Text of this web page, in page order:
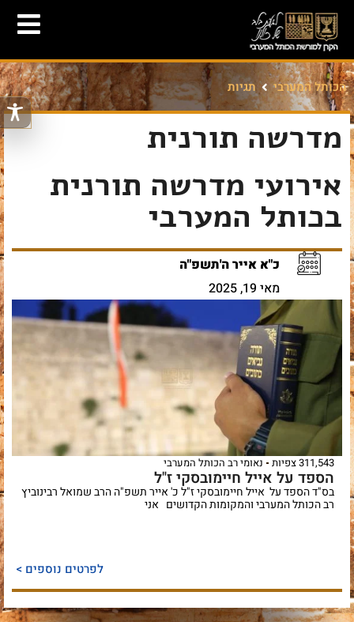
הכותל המערבי תגיות
מדרשה תורנית
אירועי מדרשה תורנית
בכותל המערבי
כ"א אייר ה'תשפ"ה
מאי 19, 2025
311,543 צפיות נאומי רב הכותל המערבי
הספד על אייל חיימובסקי ז"ל
בס"ד הספד על אייל חיימובסקי ז"ל ‏כ' אייר תשפ"ה הרב שמואל רבינוביץ
רב הכותל המערבי והמקומות הקדושים אני
לפרטים נוספים >